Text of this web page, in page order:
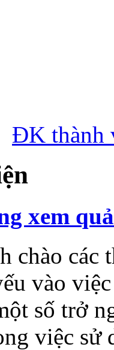
ĐK thành
xem
chào các
vào
số trở
việc sử